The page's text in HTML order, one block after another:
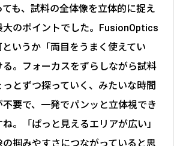
も、試料の全体像を立体的に捉え
大のポイントでした。FusionOptics
いうか「両目をうまく使えてい
る。フォーカスをずらしながら試料
とずつ探っていく、みたいな時間
要で、一発でパンッと立体視でき
。「ぱっと見えるエリアが広い」
の掴みやすさにつながっていると思